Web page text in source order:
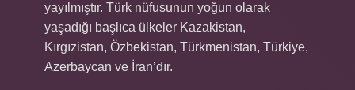
yayılmıştır. Türk nüfusunun yoğun olarak
yaşadığı başlıca ülkeler Kazakistan,
Kırgızistan, Özbekistan, Türkmenistan, Türkiye,
Azerbaycan ve İran’dır.